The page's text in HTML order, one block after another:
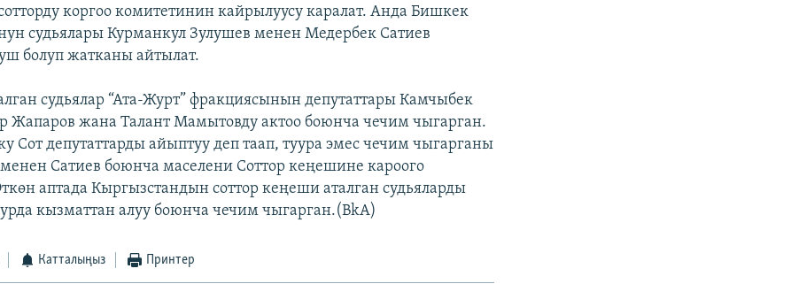
коргоо комитетинин кайрылуусу каралат. Анда Бишкек
судьялары Курманкул Зулушев менен Медербек Сатиев
болуп жатканы айтылат.
судьялар “Ата-Журт” фракциясынын депутаттары Камчыбек
Жапаров жана Талант Мамытовду актоо боюнча чечим чыгарган.
Сот депутаттарды айыптуу деп таап, туура эмес чечим чыгарганы
Сатиев боюнча маселени Соттор кеңешине кароого
аптада Кыргызстандын соттор кеңеши аталган судьяларды
кызматтан алуу боюнча чечим чыгарган.(BkA)
Катталыңыз Принтер